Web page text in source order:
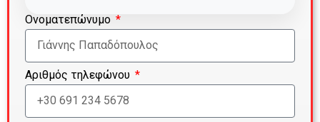
Ονοματεπώνυμο
Αριθμός τηλεφώνου